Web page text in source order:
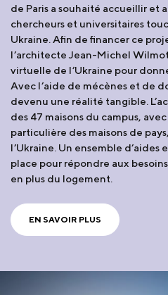
de Paris a souhaité accueillir et
chercheurs et universitaires
Ukraine. Afin de financer ce
l’architecte Jean-Michel
virtuelle de l’Ukraine pour
Avec l’aide de mécènes et de
devenu une réalité tangible.
des 47 maisons du campus,
particulière des maisons de
l’Ukraine. Un ensemble d’aides
place pour répondre aux
en plus du logement.
EN SAVOIR PLUS